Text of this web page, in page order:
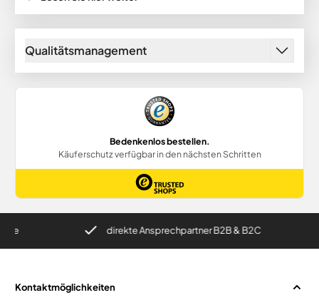
Qualitätsmanagement
direkte Ansprechpartner B2B & B2C
Kontaktmöglichkeiten